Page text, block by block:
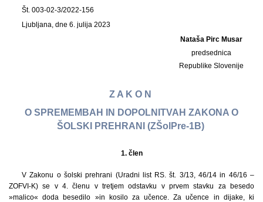
Št. 003-02-3/2022-156
Ljubljana, dne 6. julija 2023
Nataša Pirc Musar
predsednica
Republike Slovenije
Z A K O N
O SPREMEMBAH IN DOPOLNITVAH ZAKONA O
ŠOLSKI PREHRANI (ZŠolPre-1B)
1. člen
V Zakonu o šolski prehrani (Uradni list RS. št. 3/13, 46/14 in 46/16 –
ZOFVI-K) se v 4. členu v tretjem odstavku v prvem stavku za besedo
»malico« doda besedilo »in kosilo za učence. Za učence in dijake, ki